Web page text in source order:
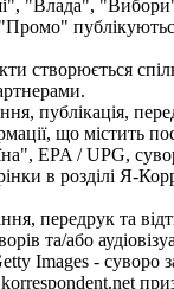
"Влада",
створюється
публікація,
що містить
EPA / UPG,
в розділі Я-
передрук та
та/або
Images - суворо